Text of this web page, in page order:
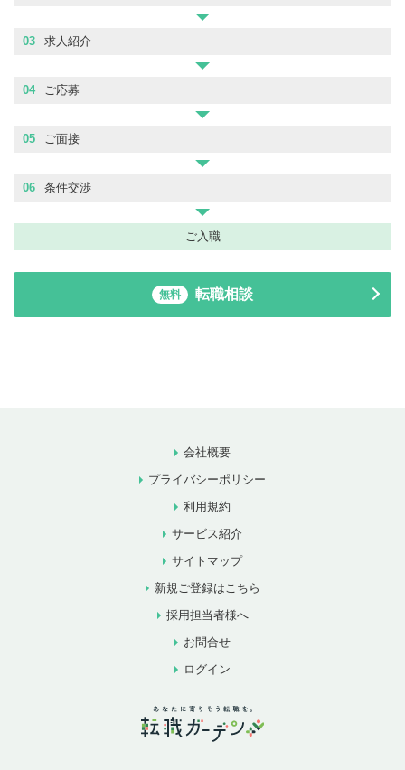
03 求人紹介
04 ご応募
05 ご面接
06 条件交渉
ご入職
無料 転職相談
会社概要
プライバシーポリシー
利用規約
サービス紹介
サイトマップ
新規ご登録はこちら
採用担当者様へ
お問合せ
ログイン